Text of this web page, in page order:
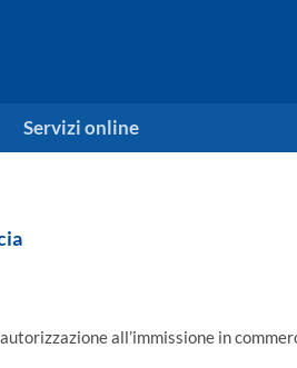
Servizi online
all’immissione in